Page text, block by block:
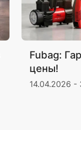
Fubag:
цены!
14.04.2026 -